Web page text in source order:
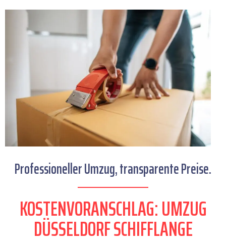
Professioneller Umzug, transparente Preise.
KOSTENVORANSCHLAG: UMZUG
DÜSSELDORF SCHIFFLANGE